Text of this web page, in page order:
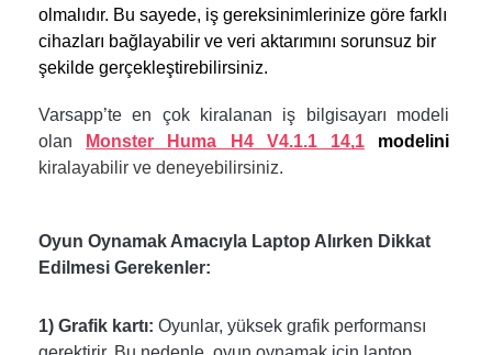
olmalıdır. Bu sayede, iş gereksinimlerinize göre farklı
cihazları bağlayabilir ve veri aktarımını sorunsuz bir
şekilde gerçekleştirebilirsiniz.
Varsapp’te en çok kiralanan iş bilgisayarı modeli
olan
Monster Huma H4 V4.1.1 14,1
kiralayabilir ve deneyebilirsiniz.
Oyun Oynamak Amacıyla Laptop Alırken Dikkat
Edilmesi Gerekenler:
1) Grafik kartı: Oyunlar, yüksek grafik performansı